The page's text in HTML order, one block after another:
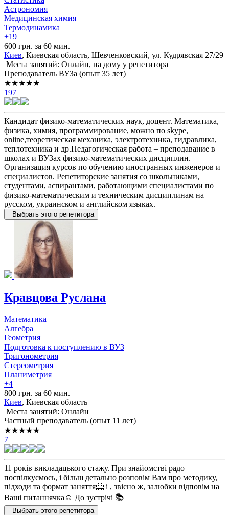
Астрономия
Медицинская химия
Термодинамика
+19
600 грн. за 60 мин.
Киев, Киевская область, Шевченковский, ул. Кудрявская 27/29
Места занятий: Онлайн, на дому у репетитора
Преподаватель ВУЗа (опыт 35 лет)
★★★★★
197
Кандидат физико-математических наук, доцент. Математика,
физика, химия, программирование, можно по skype,
online,теоретическая механика, электротехника, гидравлика,
теплотехника и др.Педагогическая работа – преподавание в
школах и ВУЗах физико-математических дисциплин.
Организация курсов по обучению иностранных инженеров и
специалистов. Репетиторские занятия со школьниками,
студентами, аспирантами, работающими специалистами по
физико-математическим и техническим дисциплинам на
русском, украинском и английском языках.
Выбрать этого репетитора
Кравцова Руслана
Математика
Алгебра
Геометрия
Подготовка к поступлению в ВУЗ
Тригонометрия
Стереометрия
Планиметрия
+4
800 грн. за 60 мин.
Киев, Киевская область
Места занятий: Онлайн
Частный преподаватель (опыт 11 лет)
★★★★★
7
11 років викладацького стажу. При знайомстві радо
поспілкуємось, і більш детально розповім Вам про методику,
підходи та формат заняття🤗 і , звісно ж, залюбки відповім на
Ваші питаннячка☺️ До зустрічі 📚
Выбрать этого репетитора